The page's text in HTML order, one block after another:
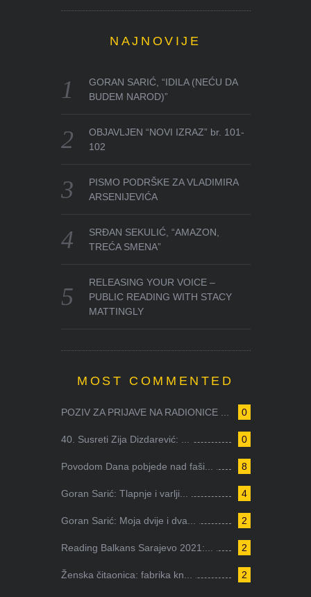
NAJNOVIJE
GORAN SARIĆ, “IDILA (NEĆU DA
BUDEM NAROD)”
OBJAVLJEN “NOVI IZRAZ” br. 101-
102
PISMO PODRŠKE ZA VLADIMIRA
ARSENIJEVIĆA
SRĐAN SEKULIĆ, “AMAZON,
TREĆA SMENA”
RELEASING YOUR VOICE –
PUBLIC READING WITH STACY
MATTINGLY
MOST COMMENTED
0
POZIV ZA PRIJAVE NA RADIONICE ...
0
40. Susreti Zija Dizdarević: ...
8
Povodom Dana pobjede nad faši...
4
Goran Sarić: Tlapnje i varlji...
2
Goran Sarić: Moja dvije i dva...
2
Reading Balkans Sarajevo 2021:...
2
Ženska čitaonica: fabrika kn...